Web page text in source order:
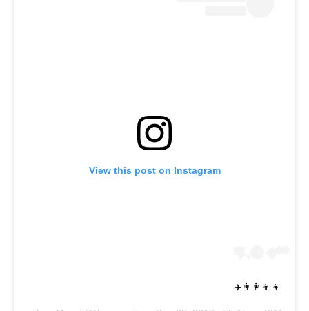
View this post on Instagram
👨‍👩‍👦‍👦✈️